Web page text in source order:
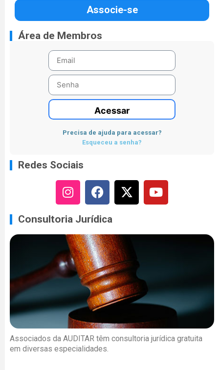
Associe-se
Área de Membros
Acessar
Precisa de ajuda para acessar?
Esqueceu a senha?
Redes Sociais
Consultoria Jurídica
Associados da AUDITAR têm consultoria jurídica gratuita
em diversas especialidades.